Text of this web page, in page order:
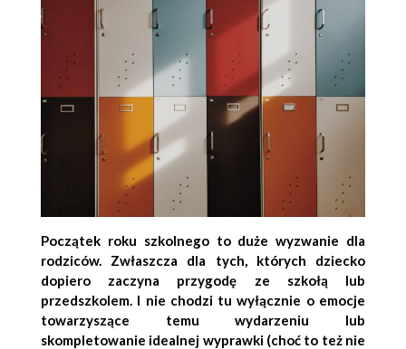
Początek roku szkolnego to duże wyzwanie dla
rodziców. Zwłaszcza dla tych, których dziecko
dopiero zaczyna przygodę ze szkołą lub
przedszkolem. I nie chodzi tu wyłącznie o emocje
towarzyszące temu wydarzeniu lub
skompletowanie idealnej wyprawki (choć to też nie